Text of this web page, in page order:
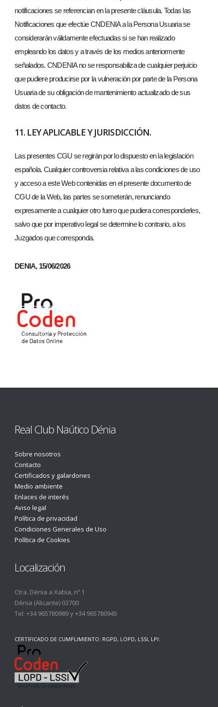
notificaciones se referencian en la presente cláusula. Todas las
Notificaciones que efectúe CNDENIA a la Persona Usuaria se
considerarán válidamente efectuadas si se han realizado
empleando los datos y a través de los medios anteriormente
señalados. CNDENIA no se responsabiliza de cualquier perjuicio
que pudiere producirse por la vulneración por parte de la Persona
Usuaria de su obligación de mantenimiento actualizado de sus
datos de contacto.
11. LEY APLICABLE Y JURISDICCIÓN.
Las presentes CGU se regirán por lo dispuesto en la legislación
española. Cualquier controversia relativa a las condiciones de uso
y acceso a este Web contenidas en el presente documento de
CGU de la Web, las partes se someterán, renunciando
expresamente a cualquier otro fuero que pudiera corresponderles,
salvo que por imperativo legal se determine lo contrario, a los
Juzgados que corresponda.
DENIA, 15/06/2026
Real Club Naútico Dénia
Sobre nosotros
Contacto
Certificados y galardones
Medio ambiente
Enlaces de interés
Aviso legal
Política de privacidad
Condiciones Generales de Uso
Política de Cookies
Localización
Ctra. Dénia a Xabia, nº 1
Dénia (Alicante) 03700
Tel: +34 965780989y+34 965780945
CERTIFICADO DE CUMPLIMIENTO: RGPD, LOPD, LSSI, LPI: